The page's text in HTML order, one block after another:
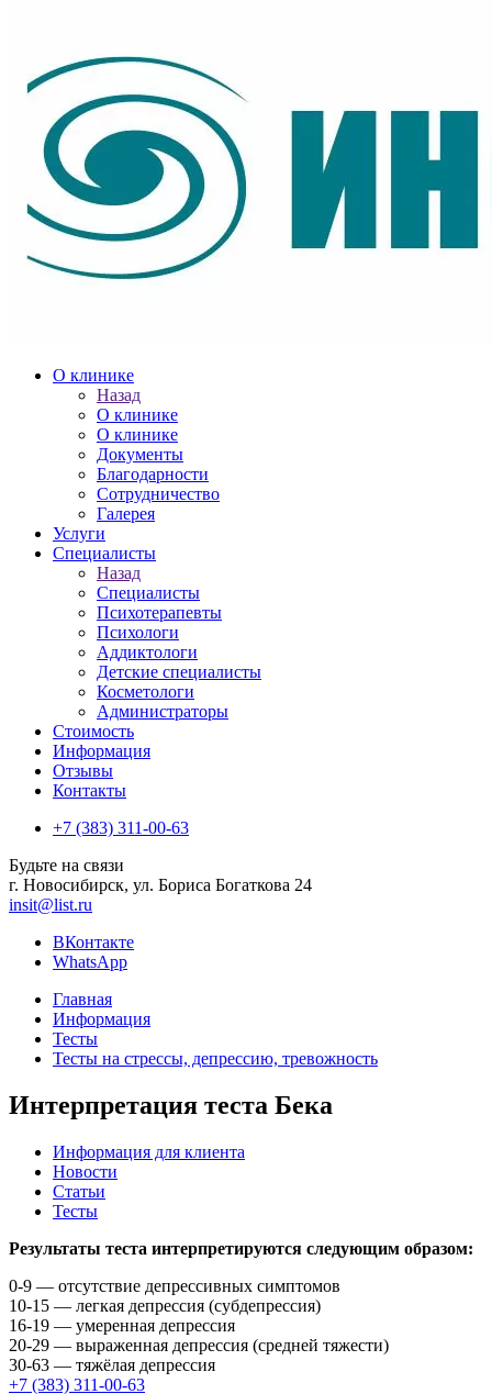
О клинике
Назад
О клинике
О клинике
Документы
Благодарности
Сотрудничество
Галерея
Услуги
Специалисты
Назад
Специалисты
Психотерапевты
Психологи
Аддиктологи
Детские специалисты
Косметологи
Администраторы
Стоимость
Информация
Отзывы
Контакты
+7 (383) 311-00-63
Будьте на связи
г. Новосибирск, ул. Бориса Богаткова 24
insit@list.ru
ВКонтакте
WhatsApp
Главная
Информация
Тесты
Тесты на стрессы, депрессию, тревожность
Интерпретация теста Бека
Информация для клиента
Новости
Статьи
Тесты
Результаты теста интерпретируются следующим образом:
0-9 — отсутствие депрессивных симптомов
10-15 — легкая депрессия (субдепрессия)
16-19 — умеренная депрессия
20-29 — выраженная депрессия (средней тяжести)
30-63 — тяжёлая депрессия
+7 (383) 311-00-63